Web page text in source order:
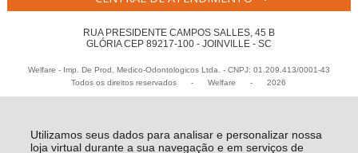
Utilizamos seus dados para analisar e personalizar nossa
loja virtual durante a sua navegação e em serviços de
RUA PRESIDENTE CAMPOS SALLES, 45 B
GLÓRIA CEP 89217-100 - JOINVILLE - SC
Welfare - Imp. De Prod. Medico-Odontologicos Ltda. - CNPJ: 01.209.413/0001-43
Todos os direitos reservados
- Welfare - 2026